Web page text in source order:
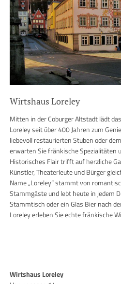
Wirtshaus Loreley
Mitten in der Coburger Altstadt lädt
Loreley seit über 400 Jahren zum
liebevoll restaurierten Stuben oder
erwarten Sie fränkische Spezialitäten
Historisches Flair trifft auf herzliche
Künstler, Theaterleute und Bürger
Name „Loreley“ stammt von
Stammgäste und lebt heute in jedem
Stammtisch oder ein Glas Bier nach
Loreley erleben Sie echte fränkische
Wirtshaus Loreley